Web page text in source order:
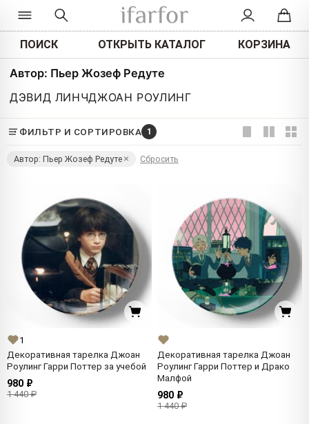
ПОИСК ОТКРЫТЬ КАТАЛОГ КОРЗИНА
Автор: Пьер Жозеф Редуте
ДЭВИД ЛИНЧДЖОАН РОУЛИНГ
ФИЛЬТР И СОРТИРОВКА 1
Автор: Пьер Жозеф Редуте Сбросить
1
Декоративная тарелка Джоан
Роулинг Гарри Поттер за учебой
980 ₽
1 440 ₽
Декоративная тарелка Джоан
Роулинг Гарри Поттер и Драко
Малфой
980 ₽
1 440 ₽